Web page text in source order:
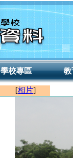
學校專區 教
[相片]